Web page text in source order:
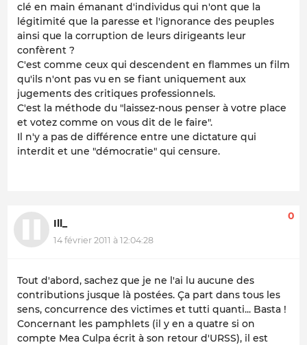
clé en main émanant d'individus qui n'ont que la
légitimité que la paresse et l'ignorance des peuples
ainsi que la corruption de leurs dirigeants leur
confèrent ?
C'est comme ceux qui descendent en flammes un film
qu'ils n'ont pas vu en se fiant uniquement aux
jugements des critiques professionnels.
C'est la méthode du "laissez-nous penser à votre place
et votez comme on vous dit de le faire".
Il n'y a pas de différence entre une dictature qui
interdit et une "démocratie" qui censure.
Ill_
14 février 2011 à 12:04:28
0
Tout d'abord, sachez que je ne l'ai lu aucune des
contributions jusque là postées. Ça part dans tous les
sens, concurrence des victimes et tutti quanti... Basta !
Concernant les pamphlets (il y en a quatre si on
compte Mea Culpa écrit à son retour d'URSS), il est